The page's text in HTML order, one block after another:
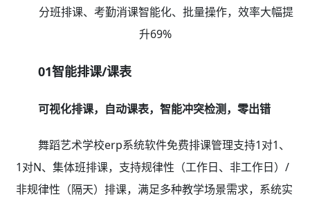
分班排课、考勤消课智能化、批量操作，效率大幅提
升69%
01智能排课/课表
可视化排课，自动课表，智能冲突检测，零出错
舞蹈艺术学校erp系统软件免费排课管理支持1对1、
1对N、集体班排课，支持规律性（工作日、非工作日）/
非规律性（隔天）排课，满足多种教学场景需求，系统实